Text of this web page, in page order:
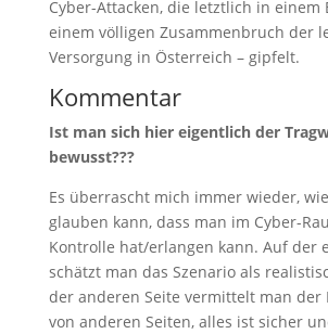
Cyber-Attacken, die letztlich in einem
einem völligen Zusammenbruch der
Versorgung in Österreich – gipfelt.
Kommentar
Ist man sich hier eigentlich der
bewusst???
Es überrascht mich immer wieder,
glauben kann, dass man im Cyber-
Kontrolle hat/erlangen kann. Auf der
schätzt man das Szenario als
der anderen Seite vermittelt man der
von anderen Seiten, alles ist sicher